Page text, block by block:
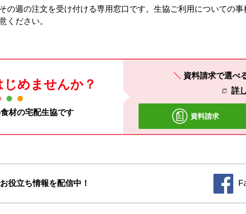
の週の注文を受け付ける専用窓口です。生協ご利用についての
ください。
めませんか？
材の宅配生協です
資料請求で選べ
詳
資料請求
役立ち情報を配信中！
別のウ